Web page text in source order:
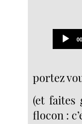
portez
(et faites
flocon :